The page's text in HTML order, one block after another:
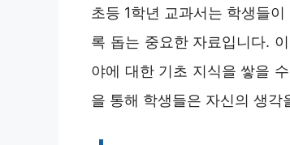
초등 1학년 교과서는 학생들
록 돕는 중요한 자료입니다.
야에 대한 기초 지식을 쌓을
을 통해 학생들은 자신의 생